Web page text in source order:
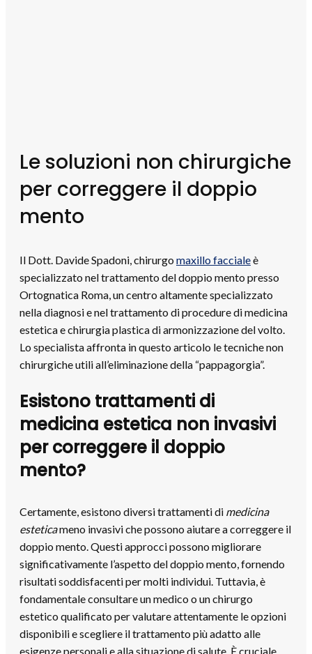
Le soluzioni non chirurgiche
per correggere il doppio
mento
Il Dott. Davide Spadoni, chirurgomaxillo faccialeè
specializzato nel trattamento del doppio mento presso
Ortognatica Roma, un centro altamente specializzato
nella diagnosi e nel trattamento di procedure di medicina
estetica e chirurgia plastica di armonizzazione del volto.
Lo specialista affronta in questo articolo le tecniche non
chirurgiche utili all’eliminazione della “pappagorgia”.
Esistono trattamenti di
medicina estetica non invasivi
per correggere il doppio
mento?
Certamente, esistono diversi trattamenti di medicina
esteticameno invasivi che possono aiutare a correggere il
doppio mento. Questi approcci possono migliorare
significativamente l’aspetto del doppio mento, fornendo
risultati soddisfacenti per molti individui. Tuttavia, è
fondamentale consultare un medico o un chirurgo
estetico qualificato per valutare attentamente le opzioni
disponibili e scegliere il trattamento più adatto alle
esigenze personali e alla situazione di salute. È cruciale